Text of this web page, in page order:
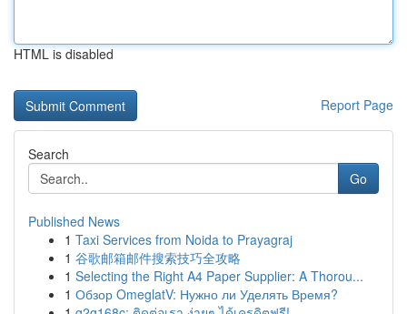
HTML is disabled
Report Page
Search
Go
Published News
1 Taxi Services from Noida to Prayagraj
1 谷歌邮箱邮件搜索技巧全攻略
1 Selecting the Right A4 Paper Supplier: A Thorou...
1 Обзор OmeglatV: Нужно ли Уделять Время?